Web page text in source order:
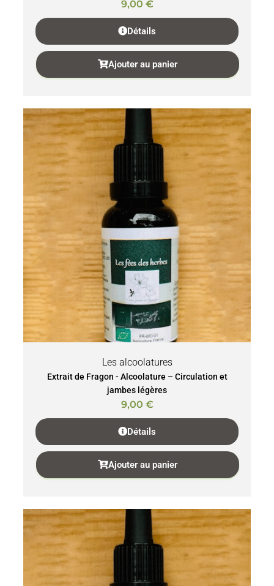
9,00 €
Détails
Ajouter au panier
Les alcoolatures
Extrait de Fragon - Alcoolature – Circulation et
jambes légères
9,00 €
Détails
Ajouter au panier